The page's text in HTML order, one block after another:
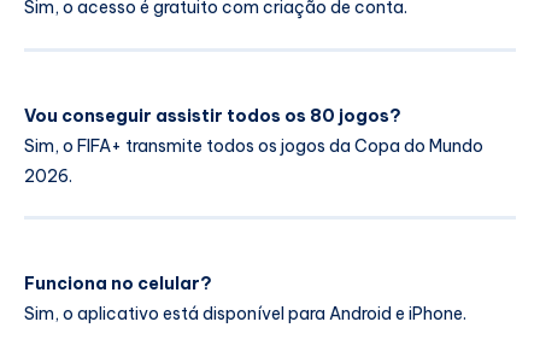
Sim, o acesso é gratuito com criação de conta.
Vou conseguir assistir todos os 80 jogos?
Sim, o FIFA+ transmite todos os jogos da Copa do Mundo
2026.
Funciona no celular?
Sim, o aplicativo está disponível para Android e iPhone.